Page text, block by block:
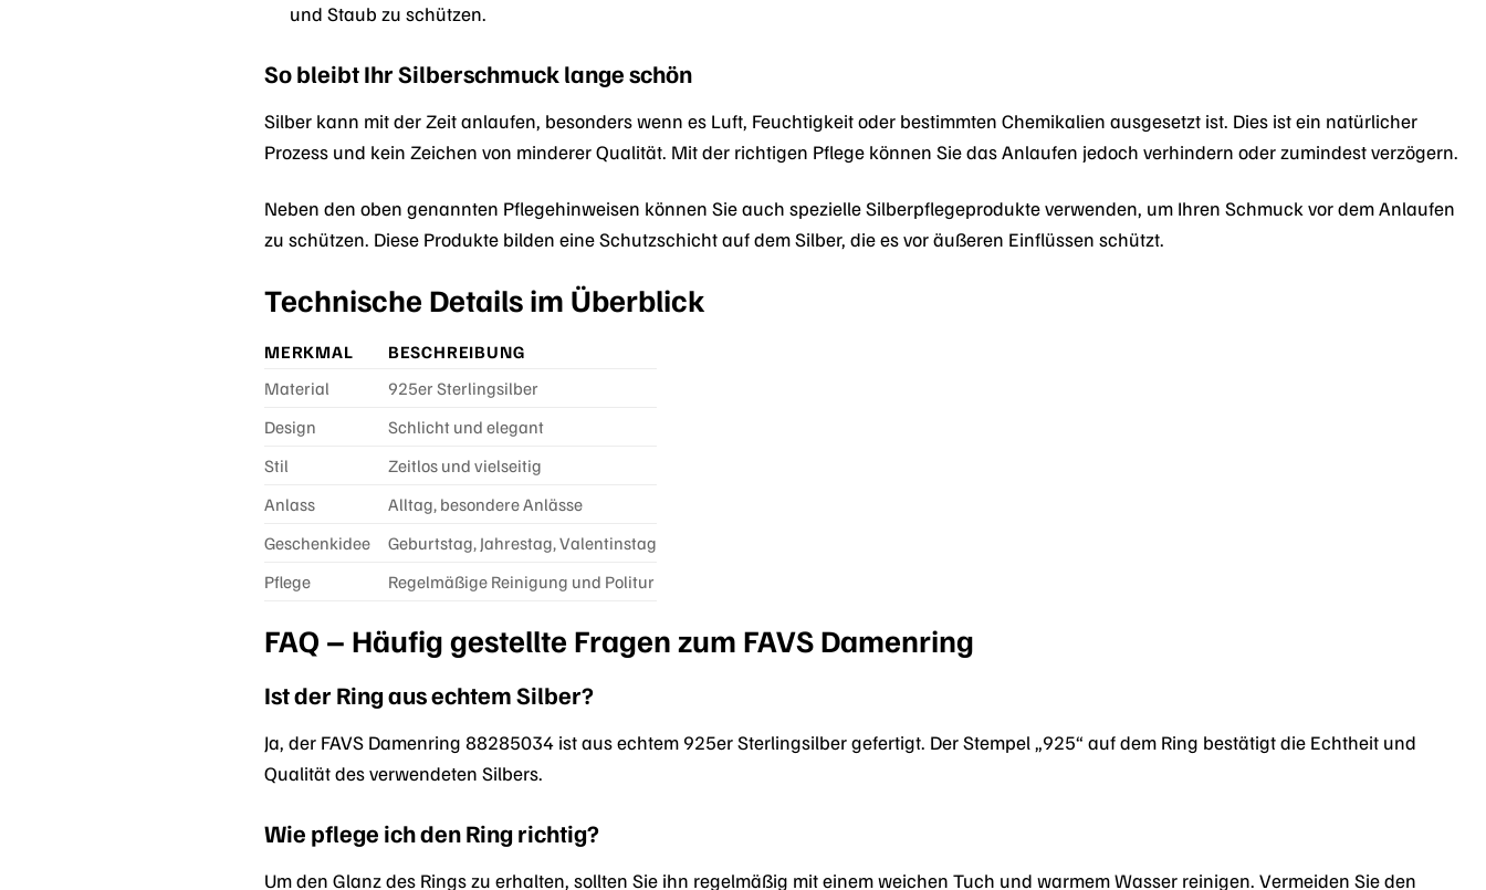
und Staub zu schützen.
So bleibt Ihr Silberschmuck lange schön
Silber kann mit der Zeit anlaufen, besonders wenn es Luft, Feuchtigkeit oder bestimmten Chemikalien ausgesetzt ist. Dies ist ein natürlicher
Prozess und kein Zeichen von minderer Qualität. Mit der richtigen Pflege können Sie das Anlaufen jedoch verhindern oder zumindest verzögern.
Neben den oben genannten Pflegehinweisen können Sie auch spezielle Silberpflegeprodukte verwenden, um Ihren Schmuck vor dem Anlaufen
zu schützen. Diese Produkte bilden eine Schutzschicht auf dem Silber, die es vor äußeren Einflüssen schützt.
Technische Details im Überblick
MERKMAL
BESCHREIBUNG
Material
925er Sterlingsilber
Design
Schlicht und elegant
Stil
Zeitlos und vielseitig
Anlass
Alltag, besondere Anlässe
Geschenkidee
Geburtstag, Jahrestag, Valentinstag
Pflege
Regelmäßige Reinigung und Politur
FAQ – Häufig gestellte Fragen zum FAVS Damenring
Ist der Ring aus echtem Silber?
Ja, der FAVS Damenring 88285034 ist aus echtem 925er Sterlingsilber gefertigt. Der Stempel „925“ auf dem Ring bestätigt die Echtheit und
Qualität des verwendeten Silbers.
Wie pflege ich den Ring richtig?
Um den Glanz des Rings zu erhalten, sollten Sie ihn regelmäßig mit einem weichen Tuch und warmem Wasser reinigen. Vermeiden Sie den